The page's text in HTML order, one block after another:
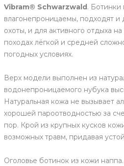
Vibram® Schwarzwald. Ботинки
влагонепроницаемы, подходят и
охоты, и для активного отдыха
походах лёгкой и средней
погодных условиях.
Верх модели выполнен из
водонепроницаемого нубука
Натуральная кожа не вызывает
хорошей пароотводностью за
пор. Крой из крупных кусков
возможных травм, придавая
Оголовье ботинок из кожи